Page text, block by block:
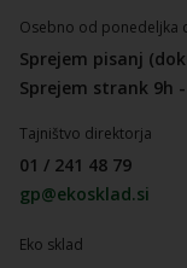
Osebno od ponedeljka
Sprejem pisanj
Sprejem strank 9h
Tajništvo direktorja
01 / 241 48 79
gp@ekosklad.si
Eko sklad